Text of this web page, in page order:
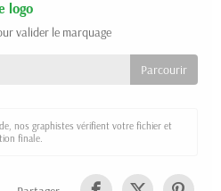
logo
valider le marquage
nos graphistes vérifient votre fichier et
finale.